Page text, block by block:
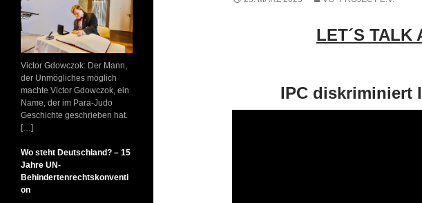
LET´S TALK
IPC diskriminiert
Victor Gdowczok: Der Mann,
der Unmögliches möglich
machte Victor Gdowczok, ein
Name, der im Para-Judo
Geschichte geschrieben hat.
[…]
Wo steht Deutschland? – 15
Jahre UN-
Behindertenrechtskonventi
on